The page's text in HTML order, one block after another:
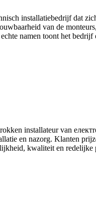
installatiebedrijf dat
van de
namen toont het
installateur van
en nazorg. Klanten
kwaliteit en